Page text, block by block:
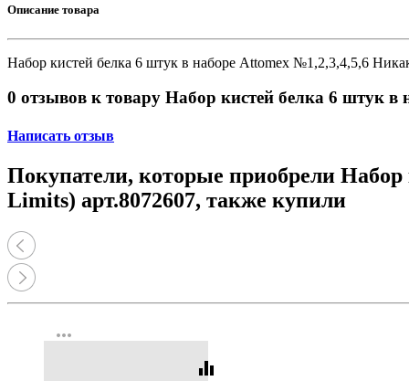
Шредеры
Описание товара
Набор кистей белка 6 штук в наборе Attomex №1,2,3,4,5,6
0 отзывов к товару Набор кистей белка 6 штук
Написать отзыв
Покупатели, которые приобрели
Limits) арт.8072607, также купили
more_horiz
equalizer